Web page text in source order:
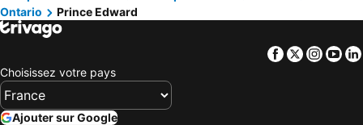
Webster, New York Hôtels
Milford, Ontario Hôtels
Brighton, Ontario Hôtels
Toronto, Ontario Hôtels
Montréal, Québec Hôtels
Canmore, Alberta Hôtels
Ontario
Prince Edward
Facebook
Twitter
Choisissez votre pays
Ajouter sur Google